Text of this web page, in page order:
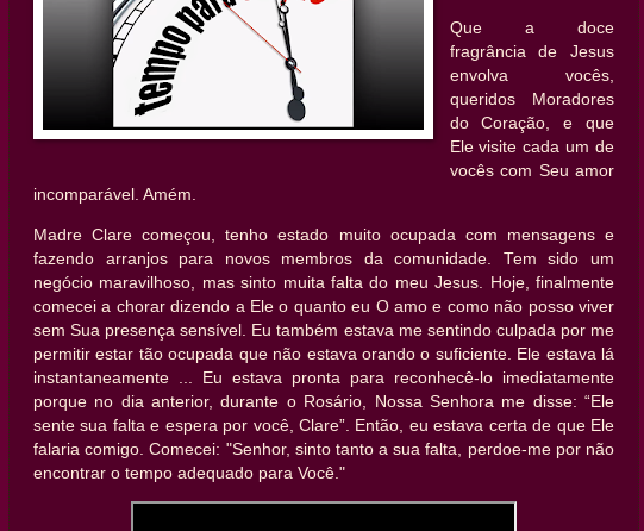
Que a doce
fragrância de Jesus
envolva vocês,
queridos Moradores
do Coração, e que
Ele visite cada um de
vocês com Seu amor
incomparável. Amém.
Madre Clare começou, tenho estado muito ocupada com mensagens e
fazendo arranjos para novos membros da comunidade. Tem sido um
negócio maravilhoso, mas sinto muita falta do meu Jesus. Hoje, finalmente
comecei a chorar dizendo a Ele o quanto eu O amo e como não posso viver
sem Sua presença sensível. Eu também estava me sentindo culpada por me
permitir estar tão ocupada que não estava orando o suficiente. Ele estava lá
instantaneamente ... Eu estava pronta para reconhecê-lo imediatamente
porque no dia anterior, durante o Rosário, Nossa Senhora me disse: “Ele
sente sua falta e espera por você, Clare”. Então, eu estava certa de que Ele
falaria comigo. Comecei: "Senhor, sinto tanto a sua falta, perdoe-me por não
encontrar o tempo adequado para Você."